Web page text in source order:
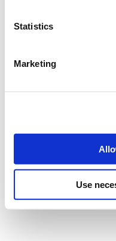
Statistics
Marketing
Use